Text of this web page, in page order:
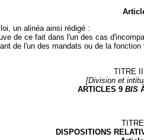
un alinéa ainsi rédigé :
de ce fait dans l'un des cas
de l'un des mandats ou de la
TITRE III
[Division et
ARTICLES 9 BIS
DISPOSITIONS